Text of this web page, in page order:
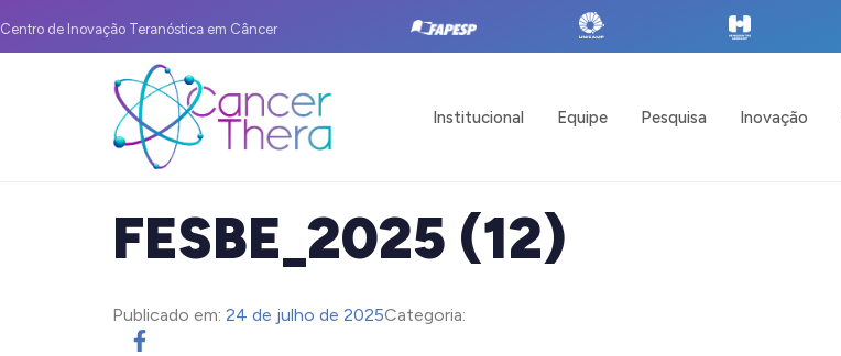
Centro de Inovação Teranóstica em Câncer
Institucional Equipe Pesquisa Inovação
FESBE_2025 (12)
Publicado em: 24 de julho de 2025Categoria: